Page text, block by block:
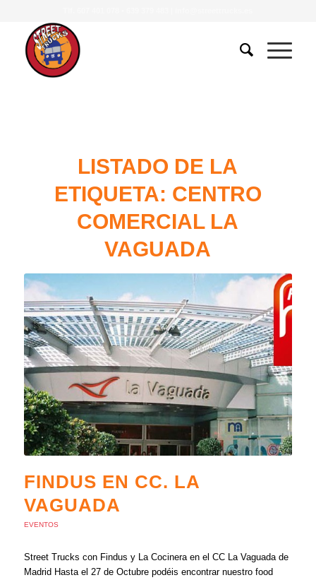
LISTADO DE LA
ETIQUETA: CENTRO
COMERCIAL LA
VAGUADA
FINDUS EN CC. LA
VAGUADA
EVENTOS
Street Trucks con Findus y La Cocinera en el CC La Vaguada de
Madrid Hasta el 27 de Octubre podéis encontrar nuestro food